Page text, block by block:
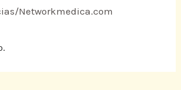
Networkmedica.com